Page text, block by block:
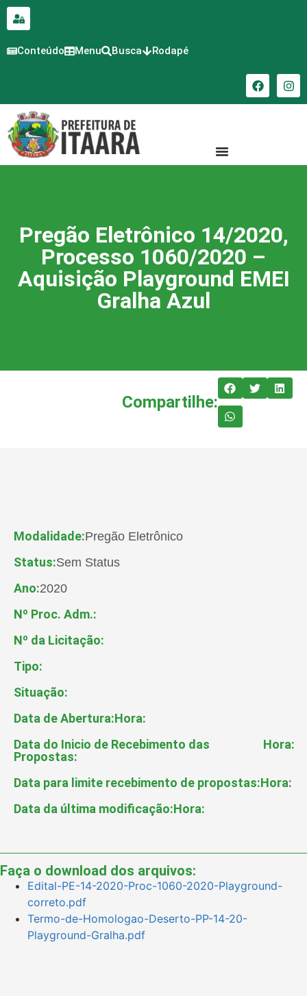
conteúdo
Conteúdo Menu Busca Rodapé
Pregão Eletrônico 14/2020,
Processo 1060/2020 –
Aquisição Playground EMEI
Gralha Azul
Compartilhe:
Modalidade:Pregão Eletrônico
Status:Sem Status
Ano:2020
Nº Proc. Adm.:
Nº da Licitação:
Tipo:
Situação:
Data de Abertura:Hora:
Data do Inicio de Recebimento das
Propostas:
Hora:
Data para limite recebimento de propostas:Hora:
Data da última modificação:Hora:
Faça o download dos arquivos:
Edital-PE-14-2020-Proc-1060-2020-Playground-
correto.pdf
Termo-de-Homologao-Deserto-PP-14-20-
Playground-Gralha.pdf